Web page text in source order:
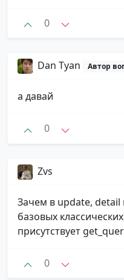
0
Dan Tyan Автор
а давай
0
Zvs
Зачем в update,
базовых
присутствует
0